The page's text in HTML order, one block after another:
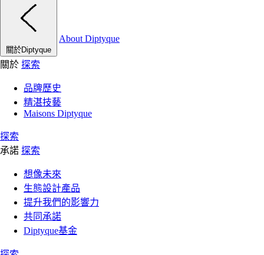
關於Diptyque
About Diptyque
關於 探索
品牌歷史
精湛技藝
Maisons Diptyque
探索
承諾 探索
想像未來
生態設計產品
提升我們的影響力
共同承諾
Diptyque基金